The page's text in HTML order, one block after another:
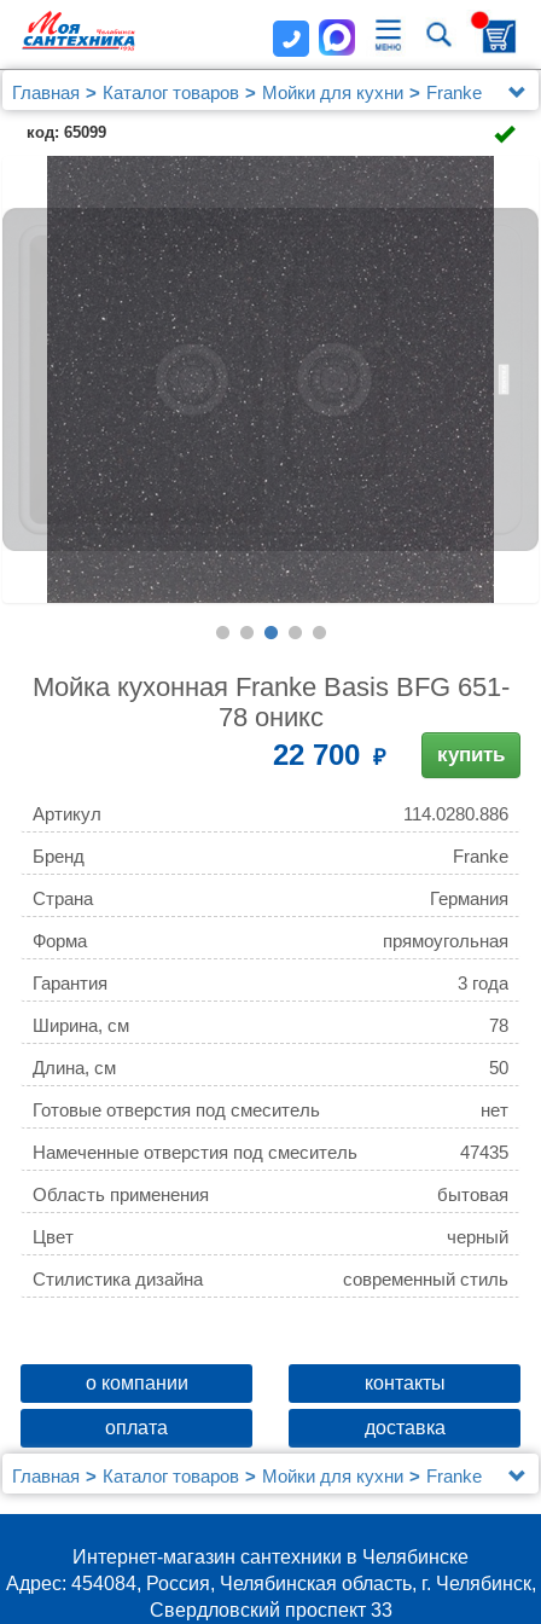
Главная Каталог товаров Мойки для кухни
Franke
Мойка кухонная Franke Basis BFG 651-78 оникс
код: 65099
Мойка кухонная Franke Basis BFG 651-
78 оникс
22 700 купить
Артикул 114.0280.886
Бренд Franke
Страна Германия
Форма прямоугольная
Гарантия 3 года
Ширина, см 78
Длина, см 50
Готовые отверстия под смеситель нет
Намеченные отверстия под смеситель 47435
Область применения бытовая
Цвет черный
Стилистика дизайна современный стиль
о компании контакты
оплата доставка
Главная Каталог товаров Мойки для кухни
Franke
Мойка кухонная Franke Basis BFG 651-78 оникс
Интернет-магазин сантехники в Челябинске
Адрес: 454084, Россия, Челябинская область, г. Челябинск,
Свердловский проспект 33